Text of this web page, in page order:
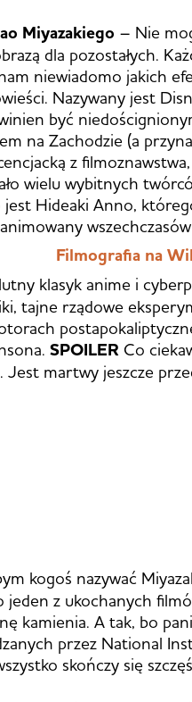
Miyazakiego – Nie
dla pozostałych.
niewiadomo jakich
Nazywany jest
być
na Zachodzie (a
z
wielu wybitnych
jest Hideaki Anno,
Filmografia na
klasyk anime i
tajne rządowe
SPOILER Co
Jest martwy jeszcze
kogoś nazywać
z ukochanych
kamienia. A tak, bo
przez National
skończy się